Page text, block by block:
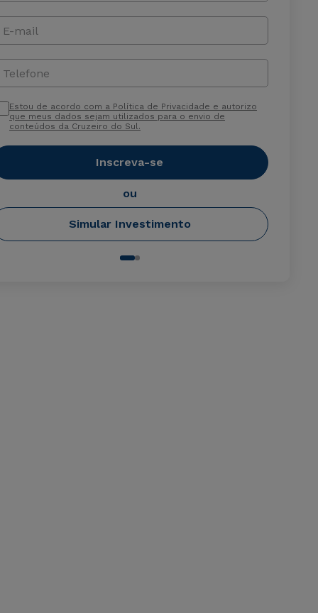
E-mail
Telefone
Estou de acordo com a Política de Privacidade e autorizo
que meus dados sejam utilizados para o envio de
conteúdos da Cruzeiro do Sul.
Inscreva-se
ou
Simular Investimento